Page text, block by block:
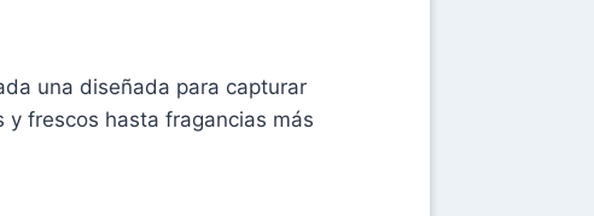
una diseñada para capturar
frescos hasta fragancias más